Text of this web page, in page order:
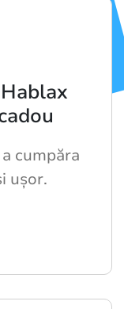
cumpăra
ușor.